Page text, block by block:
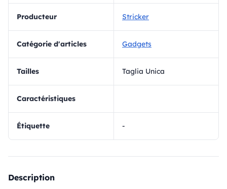
Producteur Stricker
Catégorie d'articles Gadgets
Tailles Taglia Unica
Caractéristiques
Étiquette -
Description